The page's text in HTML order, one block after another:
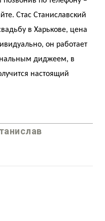
Стас Станиславский
в Харькове, цена
он работает
диджеем, в
настоящий